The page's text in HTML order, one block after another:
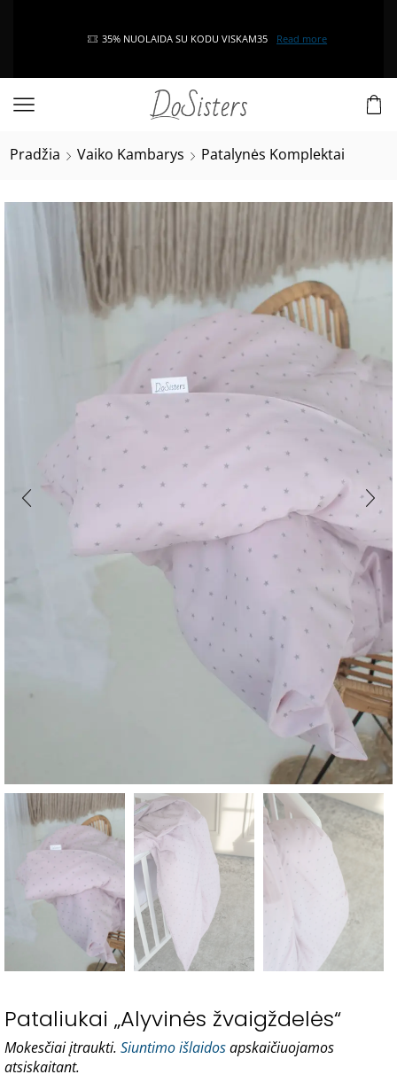
35% NUOLAIDA SU KODU VISKAM35 Read more
Pradžia Vaiko Kambarys Patalynės Komplektai
Pataliukai „Alyvinės žvaigždelės“
Mokesčiai įtraukti. Siuntimo išlaidosapskaičiuojamos
atsiskaitant.